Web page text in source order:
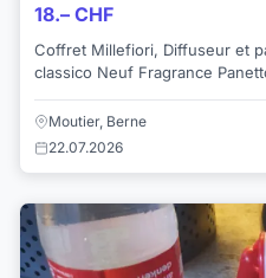
18.– CHF
Coffret Millefiori, Diffuseur et
classico Neuf Fragrance Panettone
Moutier, Berne
22.07.2026